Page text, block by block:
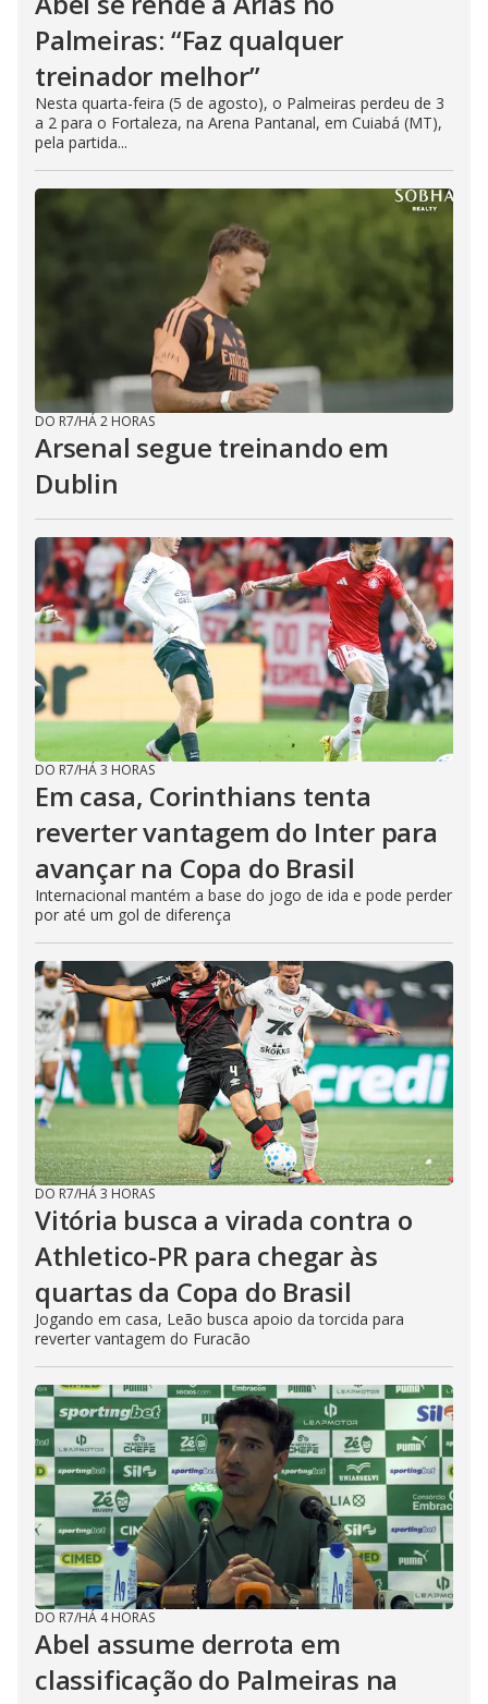
Palmeiras: “Faz qualquer
treinador melhor”
Nesta quarta-feira (5 de agosto), o Palmeiras perdeu de 3
a 2 para o Fortaleza, na Arena Pantanal, em Cuiabá (MT),
pela partida...
DO R7/HÁ 2 HORAS
Arsenal segue treinando em
Dublin
DO R7/HÁ 3 HORAS
Em casa, Corinthians tenta
reverter vantagem do Inter para
avançar na Copa do Brasil
Internacional mantém a base do jogo de ida e pode perder
por até um gol de diferença
DO R7/HÁ 3 HORAS
Vitória busca a virada contra o
Athletico-PR para chegar às
quartas da Copa do Brasil
Jogando em casa, Leão busca apoio da torcida para
reverter vantagem do Furacão
DO R7/HÁ 4 HORAS
Abel assume derrota em
classificação do Palmeiras na